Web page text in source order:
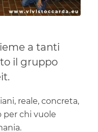
a tanti
il gruppo
reale, concreta,
per chi vuole